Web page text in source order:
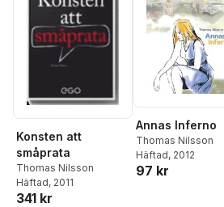
Konsten att
småprata
Thomas Nilsson
Häftad, 2011
341 kr
Annas Inferno
Thomas Nilsson
Häftad, 2012
97 kr